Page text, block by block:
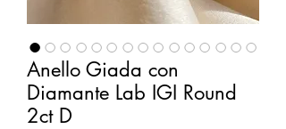
Anello Giada con
Diamante Lab IGI Round
2ct D